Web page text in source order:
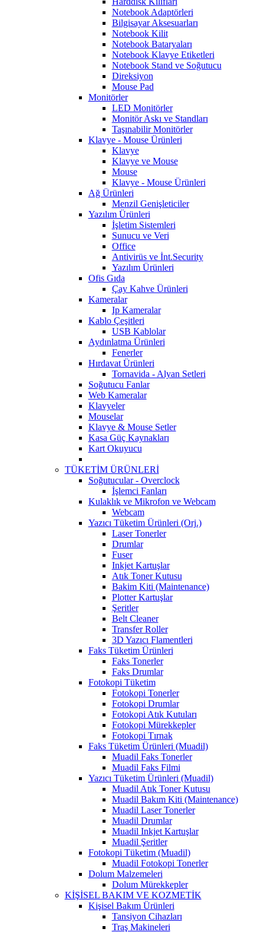
Notebook Adaptörleri
Bilgisayar Aksesuarları
Notebook Kilit
Notebook Bataryaları
Notebook Klavye Etiketleri
Notebook Stand ve Soğutucu
Direksiyon
Mouse Pad
Monitörler
LED Monitörler
Monitör Askı ve Standları
Taşınabilir Monitörler
Klavye - Mouse Ürünleri
Klavye
Klavye ve Mouse
Mouse
Klavye - Mouse Ürünleri
Ağ Ürünleri
Menzil Genişleticiler
Yazılım Ürünleri
İşletim Sistemleri
Sunucu ve Veri
Office
Antivirüs ve İnt.Security
Yazılım Ürünleri
Ofis Gıda
Çay Kahve Ürünleri
Kameralar
Ip Kameralar
Kablo Çeşitleri
USB Kablolar
Aydınlatma Ürünleri
Fenerler
Hırdavat Ürünleri
Tornavida - Alyan Setleri
Soğutucu Fanlar
Web Kameralar
Klavyeler
Mouselar
Klavye & Mouse Setler
Kasa Güç Kaynakları
Kart Okuyucu
TÜKETİM ÜRÜNLERİ
Soğutucular - Overclock
İşlemci Fanları
Kulaklık ve Mikrofon ve Webcam
Webcam
Yazıcı Tüketim Ürünleri (Orj.)
Laser Tonerler
Drumlar
Fuser
Inkjet Kartuşlar
Atık Toner Kutusu
Bakim Kiti (Maintenance)
Plotter Kartuşlar
Şeritler
Belt Cleaner
Transfer Roller
3D Yazıcı Flamentleri
Faks Tüketim Ürünleri
Faks Tonerler
Faks Drumlar
Fotokopi Tüketim
Fotokopi Tonerler
Fotokopi Drumlar
Fotokopi Atık Kutuları
Fotokopi Mürekkepler
Fotokopi Tırnak
Faks Tüketim Ürünleri (Muadil)
Muadil Faks Tonerler
Muadil Faks Filmi
Yazıcı Tüketim Ürünleri (Muadil)
Muadil Atık Toner Kutusu
Muadil Bakım Kiti (Maintenance)
Muadil Laser Tonerler
Muadil Drumlar
Muadil Inkjet Kartuşlar
Muadil Şeritler
Fotokopi Tüketim (Muadil)
Muadil Fotokopi Tonerler
Dolum Malzemeleri
Dolum Mürekkepler
KİŞİSEL BAKIM VE KOZMETİK
Kişisel Bakım Ürünleri
Tansiyon Cihazları
Traş Makineleri